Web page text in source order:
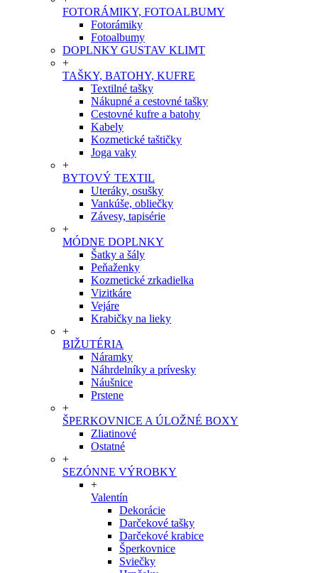
FOTORÁMIKY, FOTOALBUMY
Fotorámiky
Fotoalbumy
DOPLNKY GUSTAV KLIMT
+
TAŠKY, BATOHY, KUFRE
Textilné tašky
Nákupné a cestovné tašky
Cestovné kufre a batohy
Kabely
Kozmetické taštičky
Joga vaky
+
BYTOVÝ TEXTIL
Uteráky, osušky
Vankúše, obliečky
Závesy, tapisérie
+
MÓDNE DOPLNKY
Šatky a šály
Peňaženky
Kozmetické zrkadielka
Vizitkáre
Vejáre
Krabičky na lieky
+
BIŽUTÉRIA
Náramky
Náhrdelníky a prívesky
Náušnice
Prstene
+
ŠPERKOVNICE A ÚLOŽNÉ BOXY
Zliatinové
Ostatné
+
SEZÓNNE VÝROBKY
+
Valentín
Dekorácie
Darčekové tašky
Darčekové krabice
Šperkovnice
Sviečky